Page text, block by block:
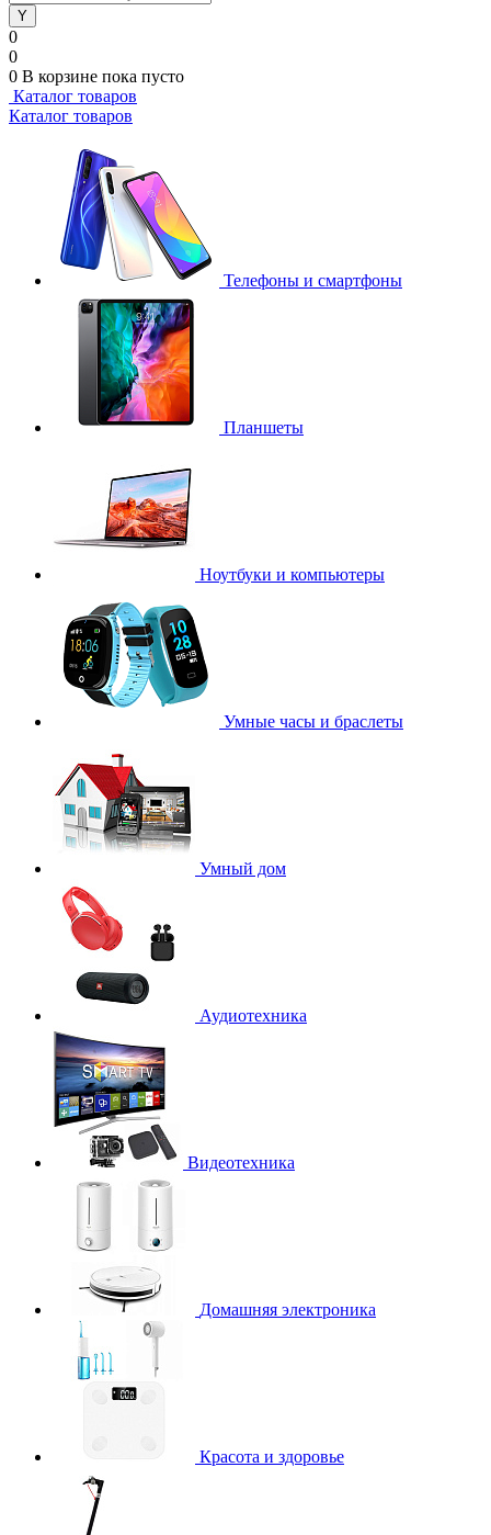
0
0
0 В корзине пока пусто
Каталог товаров
Каталог товаров
Телефоны и смартфоны
Планшеты
Ноутбуки и компьютеры
Умные часы и браслеты
Умный дом
Аудиотехника
Видеотехника
Домашняя электроника
Красота и здоровье